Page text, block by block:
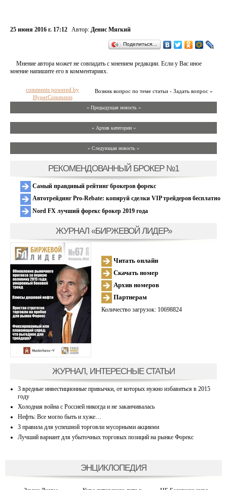
25 июня 2016 г. 17:12 Автор: Денис Мягкий
Поделиться…
Мнение автора может не совпадать с мнением редакции. Если у Вас иное
мнение напишите его в комментариях.
Возник вопрос по теме статьи - Задать вопрос »
comments powered by
HyperComments
« Предыдущая новость «
» Архив категории «
» Следующая новость »
РЕКОМЕНДОВАННЫЙ БРОКЕР №1
Самый правдивый рейтинг брокеров форекс
Автотрейдинг Pro-Rebate: копируй сделки VIP трейдеров бесплатно
Nord FX лучший форекс брокер 2019 года
ЖУРНАЛ «БИРЖЕВОЙ ЛИДЕР»
Читать онлайн
Скачать номер
Архив номеров
Партнерам
Количество загрузок: 10698824
ЖУРНАЛ, ИНТЕРЕСНЫЕ СТАТЬИ
3 вредные инвестиционные привычки, от которых нужно избавиться в 2015
году
Холодная война с Россией никогда и не заканчивалась
Нефть: Все могло быть и хуже…
3 правила для успешной торговли мусорными акциями
Лучший вариант для убыточных торговых позиций на рынке Форекс
ЭНЦИКЛОПЕДИЯ